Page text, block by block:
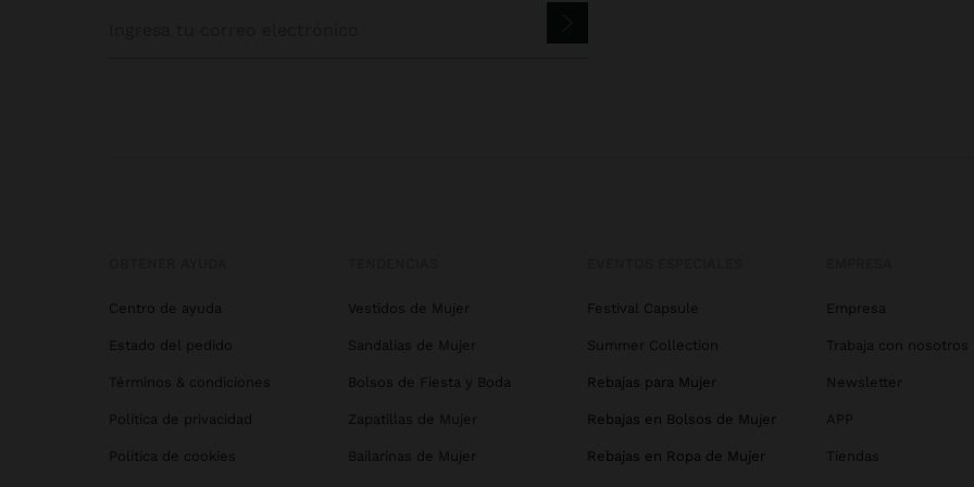
Centro de ayuda
Estado del pedido
Términos & condiciones
Política de privacidad
Política de cookies
Vestidos de Mujer
Sandalias de Mujer
Bolsos de Fiesta y Boda
Zapatillas de Mujer
Bailarinas de Mujer
Festival Capsule
Summer Collection
Rebajas para Mujer
Rebajas en Bolsos de Mujer
Rebajas en Ropa de Mujer
Empresa
Trabaja con nosotros
Newsletter
APP
Tiendas